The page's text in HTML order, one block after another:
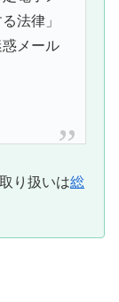
法律」
メール
り扱いは総